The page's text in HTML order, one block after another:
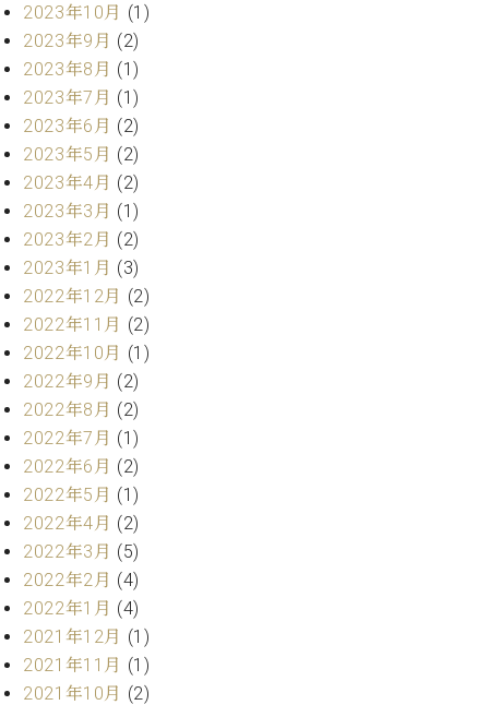
シ
ョ
ン
W.
ホ
フ
マ
ン
ヴ
ィ
ジ
ョ
ン
C.BECHSTEIN
Digital(ベ
ヒ
シ
ュ
タ
イ
ン
デ
ジ
タ
ル)
ス
タ
ッ
ご
挨
拶
技
術
紹
介
展示
情報
【ユ
ーロ
ノ特
選中
古】
イ
ベ
ト
情
報
八
王
子
2023年10月 (1)
2023年9月 (2)
2023年8月 (1)
2023年7月 (1)
2023年6月 (2)
2023年5月 (2)
2023年4月 (2)
2023年3月 (1)
2023年2月 (2)
2023年1月 (3)
2022年12月 (2)
2022年11月 (2)
2022年10月 (1)
2022年9月 (2)
2022年8月 (2)
2022年7月 (1)
2022年6月 (2)
2022年5月 (1)
2022年4月 (2)
2022年3月 (5)
2022年2月 (4)
2022年1月 (4)
2021年12月 (1)
2021年11月 (1)
2021年10月 (2)